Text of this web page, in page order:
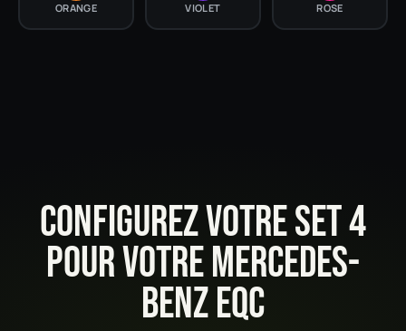
ORANGE VIOLET ROSE
CONFIGUREZ VOTRE SET 4
POUR VOTRE MERCEDES-
BENZ EQC